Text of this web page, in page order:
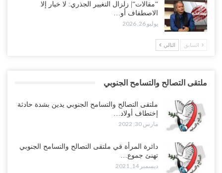
“مقالات“| زلزال التغيير الجذري: لا خيار إلا
الاصطفاف أو…
يوليو 26, 2026
السابق التالي
ملتقى التصالح والتسامح الجنوبي
ملتقى التصالح والتسامح الجنوبي يدين بشدة حادثة
إختطاف أولاد…
مارس 30, 2022
دائرة المرأة في ملتقى التصالح والتسامح الجنوبي
تهنئ جموع…
ديسمبر 14, 2021